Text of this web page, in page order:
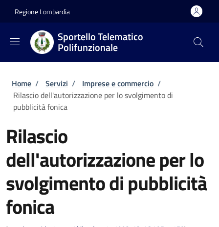
Regione Lombardia
Sportello Telematico
Polifunzionale
Briciole di pane
Home / Servizi / Imprese e commercio /
Rilascio dell'autorizzazione per lo svolgimento di
pubblicità fonica
Rilascio
dell'autorizzazione per lo
svolgimento di pubblicità
fonica